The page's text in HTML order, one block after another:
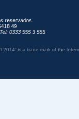
reservados
49
Tel: 0333 555 3 555
2014” is a trade mark of the